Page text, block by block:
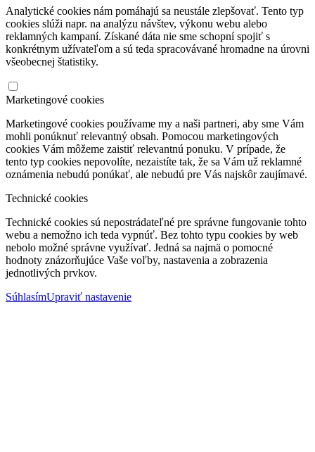
Analytické cookies nám pomáhajú sa neustále zlepšovať. Tento typ
cookies slúži napr. na analýzu návštev, výkonu webu alebo
reklamných kampaní. Získané dáta nie sme schopní spojiť s
konkrétnym užívateľom a sú teda spracovávané hromadne na úrovni
všeobecnej štatistiky.
Marketingové cookies
Marketingové cookies používame my a naši partneri, aby sme Vám
mohli ponúknuť relevantný obsah. Pomocou marketingových
cookies Vám môžeme zaistiť relevantnú ponuku. V prípade, že
tento typ cookies nepovolíte, nezaistíte tak, že sa Vám už reklamné
oznámenia nebudú ponúkať, ale nebudú pre Vás najskôr zaujímavé.
Technické cookies
Technické cookies sú nepostrádateľné pre správne fungovanie tohto
webu a nemožno ich teda vypnúť. Bez tohto typu cookies by web
nebolo možné správne využívať. Jedná sa najmä o pomocné
hodnoty znázorňujúce Vaše voľby, nastavenia a zobrazenia
jednotlivých prvkov.
SúhlasímUpraviť nastavenie